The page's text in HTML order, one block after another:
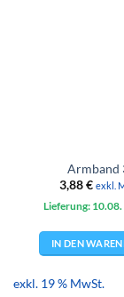
Armband
3,88€ exkl.
Lieferung: 10.08.
IN DEN
exkl. 19 % MwSt.